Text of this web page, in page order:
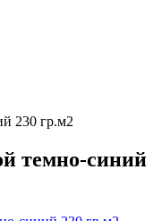
230 гр.м2
темно-синий